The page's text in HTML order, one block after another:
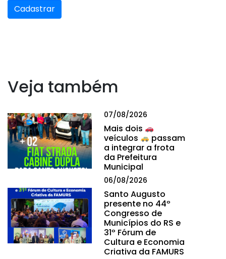
Cadastrar
Veja também
07/08/2026
Mais dois
veículos
passam
a integrar a frota
da Prefeitura
Municipal
06/08/2026
Santo Augusto
presente no 44º
Congresso de
Municípios do RS e
31º Fórum de
Cultura e Economia
Criativa da FAMURS